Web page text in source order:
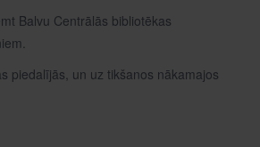
Balvu Centrālās bibliotēkas
piedalījās, un uz tikšanos nākamajos